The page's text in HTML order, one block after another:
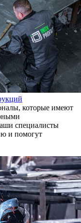
которые имеют
специалисты
и помогут